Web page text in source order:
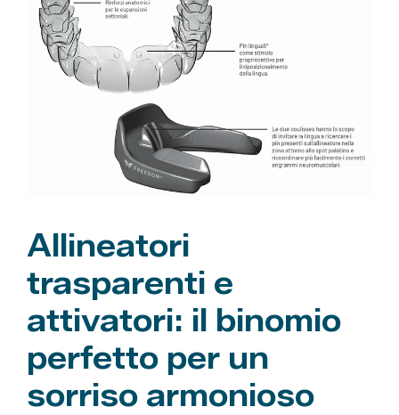
o
r
i
Allineatori
trasparenti e
attivatori: il binomio
perfetto per un
sorriso armonioso